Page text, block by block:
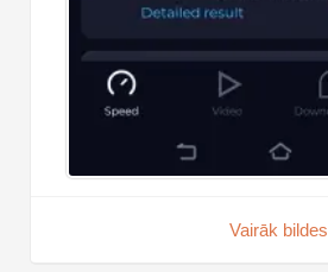
Vairāk bildes